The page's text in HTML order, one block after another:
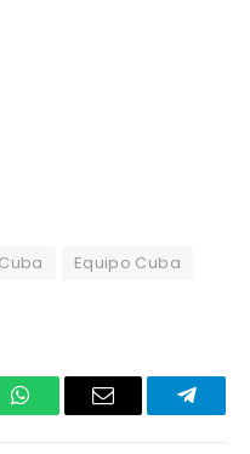
Cuba
Equipo Cuba
WhatsAppEmail